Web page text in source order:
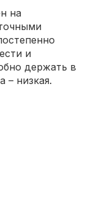
на
и
держать в
– низкая.